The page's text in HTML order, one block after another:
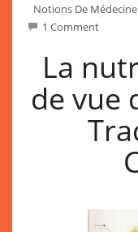
Notions De
1 Comment
La
de vue